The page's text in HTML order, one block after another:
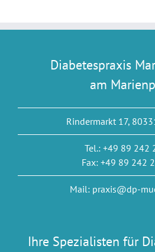
Diabetespraxis
am
Rindermarkt 17,
Tel.: +49 89 242
Fax: +49 89 242
Mail: praxis@dp-
Ihre Spezialisten für